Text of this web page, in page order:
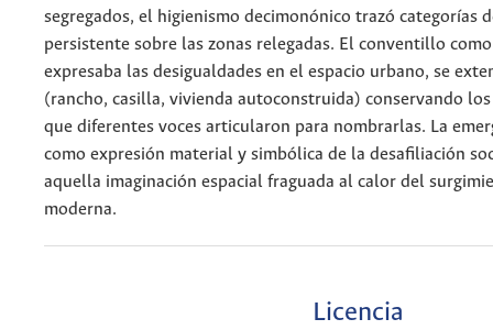
segregados, el higienismo decimonónico trazó categorías
persistente sobre las zonas relegadas. El conventillo
expresaba las desigualdades en el espacio urbano, se
(rancho, casilla, vivienda autoconstruida) conservando
que diferentes voces articularon para nombrarlas. La
como expresión material y simbólica de la desafiliación
aquella imaginación espacial fraguada al calor del
moderna.
Licencia